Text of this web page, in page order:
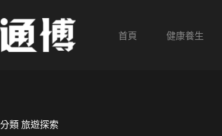
至
要
首頁 健康養生
分類 旅遊探索